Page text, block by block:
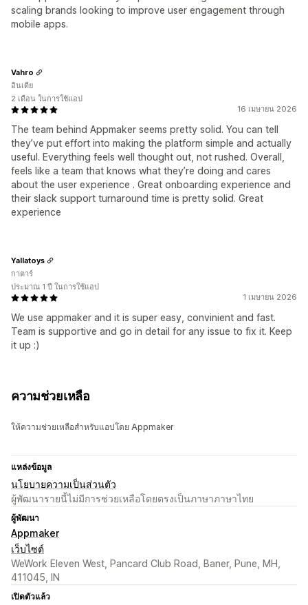
scaling brands looking to improve user engagement through
mobile apps.
16 เมษายน 2026
The team behind Appmaker seems pretty solid. You can tell
they’ve put effort into making the platform simple and actually
useful. Everything feels well thought out, not rushed. Overall,
feels like a team that knows what they’re doing and cares
about the user experience . Great onboarding experience and
their slack support turnaround time is pretty solid. Great
experience
Vahro
อินเดีย
2 เดือน ในการใช้แอป
1 เมษายน 2026
We use appmaker and it is super easy, convinient and fast.
Team is supportive and go in detail for any issue to fix it. Keep
it up :)
Yallatoys
กาตาร์
ประมาณ 1 ปี ในการใช้แอป
ความช่วยเหลือ
ให้ความช่วยเหลือสำหรับแอปโดย Appmaker
แหล่งข้อมูล
นโยบายความเป็นส่วนตัว
ผู้พัฒนารายนี้ไม่มีการช่วยเหลือโดยตรงเป็นภาษาภาษาไทย
ผู้พัฒนา
Appmaker
เว็บไซต์
WeWork Eleven West, Pancard Club Road, Baner, Pune, MH,
411045, IN
เปิดตัวแล้ว